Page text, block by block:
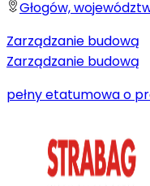
Głogów,
Zarządzanie budową
Zarządzanie budową
pełny etatumowa o